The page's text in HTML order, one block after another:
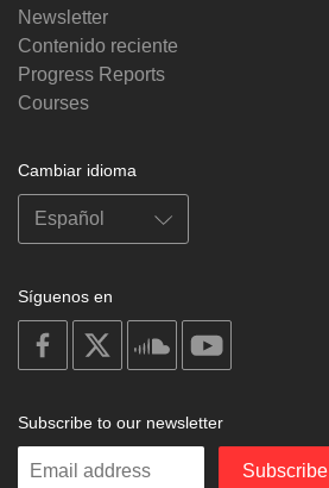
Newsletter
Contenido reciente
Progress Reports
Courses
Cambiar idioma
Síguenos en
on
facebook
soundcloud
Subscribe to our newsletter
Enter
Subscribe